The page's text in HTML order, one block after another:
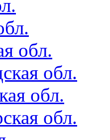
обл.
обл.
обл.
обл.